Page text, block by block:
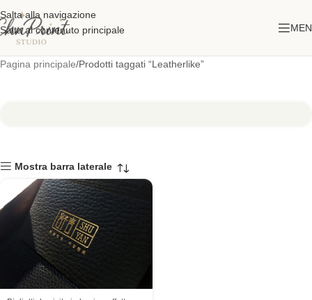
Salta alla navigazione
Salta al contenuto principale
Pagina principale Prodotti taggati “Leatherlike”
Mostra barra laterale